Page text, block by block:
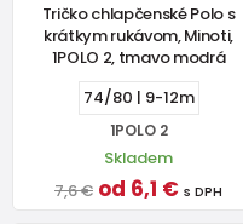
Tričko chlapčenské Polo s
krátkym rukávom, Minoti,
1POLO 2, tmavo modrá
74/80 | 9-12m
1POLO 2
Skladem
7,6 € od 6,1 € s DPH